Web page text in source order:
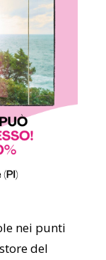
nei punti
del